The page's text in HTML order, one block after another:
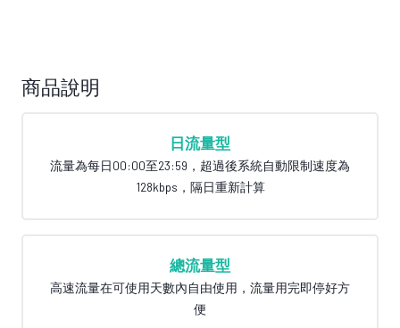
商品說明
日流量型
流量為每日00:00至23:59，超過後系統自動限制速度為
128kbps，隔日重新計算
總流量型
高速流量在可使用天數內自由使用，流量用完即停好方
便